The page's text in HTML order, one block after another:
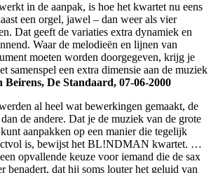
in de aanpak, is hoe het kwartet nu eens
een orgel, jawel – dan weer als vier
Dat geeft de variaties extra dynamiek en
Waar de melodieën en lijnen van
moeten worden doorgegeven, krijg je
samenspel een extra dimensie aan de muziek
Beirens, De Standaard, 07-06-2000
al heel wat bewerkingen gemaakt, de
de andere. Dat je de muziek van de grote
aanpakken op een manier die tegelijk
is, bewijst het BL!NDMAN kwartet. …
opvallende keuze voor iemand die de sax
benadert, dat hij soms louter het geluid van